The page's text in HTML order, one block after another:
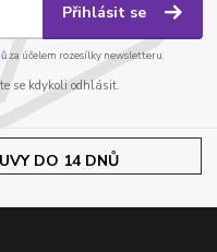
Přihlásit se
za účelem rozesílky newsletteru.
se kdykoli odhlásit.
DO 14 DNŮ